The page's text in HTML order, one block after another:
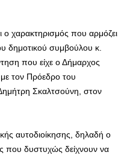
χαρακτηρισμός που αρμόζει
δημοτικού συμβούλου κ.
που είχε ο Δήμαρχος
τον Πρόεδρο του
Σκαλτσούνη, στον
αυτοδιοίκησης, δηλαδή ο
που δυστυχώς δείχνουν να